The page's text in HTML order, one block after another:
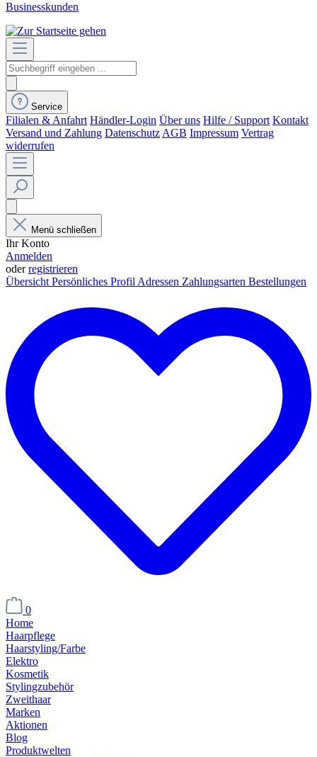
Businesskunden
Service
Filialen & Anfahrt Händler-Login Über uns Hilfe / Support Kontakt
Versand und Zahlung Datenschutz AGB Impressum Vertrag
widerrufen
Menü schließen
Ihr Konto
Anmelden
oderregistrieren
Übersicht Persönliches Profil Adressen Zahlungsarten Bestellungen
0
Home
Haarpflege
Haarstyling/Farbe
Elektro
Kosmetik
Stylingzubehör
Zweithaar
Marken
Aktionen
Blog
Produktwelten